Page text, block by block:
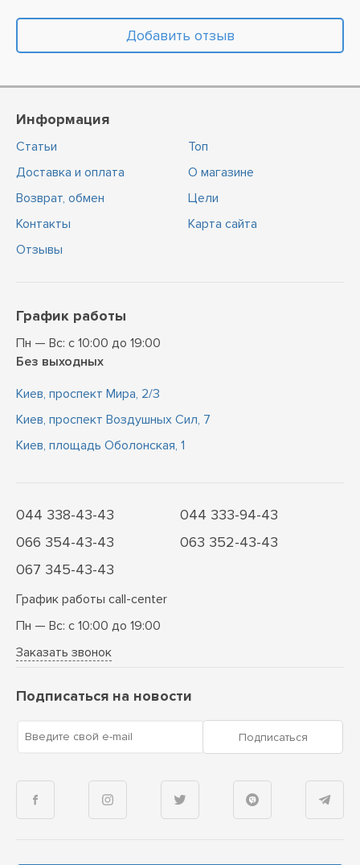
Добавить отзыв
Информация
Статьи
Доставка и оплата
Возврат, обмен
Контакты
Отзывы
Топ
О магазине
Цели
Карта сайта
График работы
Пн — Вс: с 10:00 до 19:00
Без выходных
Киев, проспект Мира, 2/3
Киев, проспект Воздушных Сил, 7
Киев, площадь Оболонская, 1
044 338-43-43
044 333-94-43
066 354-43-43
063 352-43-43
067 345-43-43
График работы call-center
Пн — Вс: с 10:00 до 19:00
Заказать звонок
Подписаться на новости
Введите свой e-mail Подписаться